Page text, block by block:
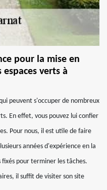
pour la mise en
espaces verts à
peuvent s'occuper de nombreux
En effet, vous pouvez lui confier
Pour nous, il est utile de faire
années d'expérience en la
pour terminer les tâches.
il suffit de visiter son site